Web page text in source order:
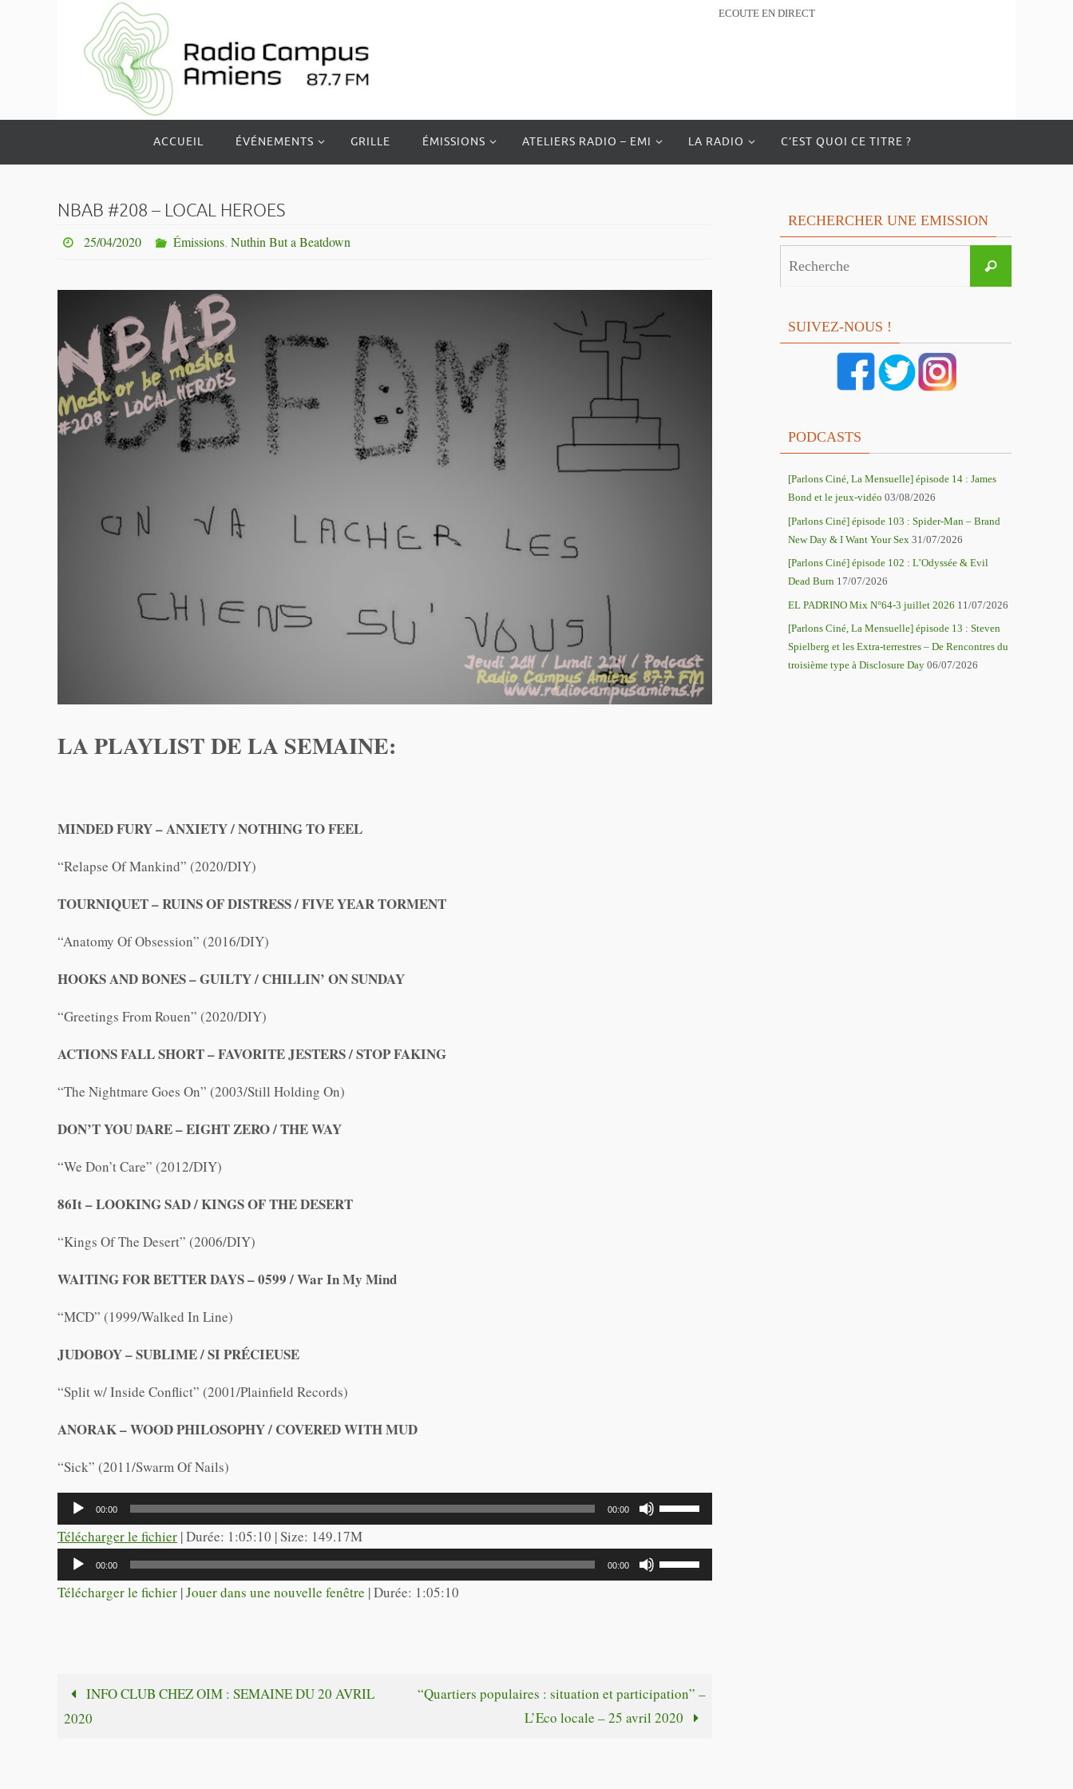
ECOUTE EN DIRECT
le
ACCUEIL ÉVÉNEMENTS GRILLE ÉMISSIONS ATELIERS RADIO – EMI LA RADIO C’EST QUOI CE TITRE ?
NBAB #208 – LOCAL HEROES
25/04/2020 Émissions, Nuthin But a Beatdown
LA PLAYLIST DE LA SEMAINE:
MINDED FURY – ANXIETY / NOTHING TO FEEL
“Relapse Of Mankind” (2020/DIY)
TOURNIQUET – RUINS OF DISTRESS / FIVE YEAR TORMENT
“Anatomy Of Obsession” (2016/DIY)
HOOKS AND BONES – GUILTY / CHILLIN’ ON SUNDAY
“Greetings From Rouen” (2020/DIY)
ACTIONS FALL SHORT – FAVORITE JESTERS / STOP FAKING
“The Nightmare Goes On” (2003/Still Holding On)
DON’T YOU DARE – EIGHT ZERO / THE WAY
“We Don’t Care” (2012/DIY)
86It – LOOKING SAD / KINGS OF THE DESERT
“Kings Of The Desert” (2006/DIY)
WAITING FOR BETTER DAYS – 0599 / War In My Mind
“MCD” (1999/Walked In Line)
JUDOBOY – SUBLIME / SI PRÉCIEUSE
“Split w/ Inside Conflict” (2001/Plainfield Records)
ANORAK – WOOD PHILOSOPHY / COVERED WITH MUD
“Sick” (2011/Swarm Of Nails)
Lecteur
audio
00:00 00:00
Utilisez
les
flèches
le
volume.
Télécharger le fichier | Durée: 1:05:10 | Size: 149.17M
Lecteur
audio
00:00 00:00
Utilisez
les
ou
diminuer
Télécharger le fichier |Jouer dans une nouvelle fenêtre |Durée: 1:05:10
INFO CLUB CHEZ OIM : SEMAINE DU 20 AVRIL
2020
“Quartiers populaires : situation et participation” –
L’Eco locale – 25 avril 2020
RECHERCHER UNE EMISSION
Recherche
SUIVEZ-NOUS !
PODCASTS
[Parlons Ciné, La Mensuelle] épisode 14 : James
Bond et le jeux-vidéo 03/08/2026
[Parlons Ciné] épisode 103 : Spider-Man – Brand
New Day & I Want Your Sex 31/07/2026
[Parlons Ciné] épisode 102 : L’Odyssée & Evil
Dead Burn 17/07/2026
EL PADRINO Mix N°64-3 juillet 2026 11/07/2026
[Parlons Ciné, La Mensuelle] épisode 13 : Steven
Spielberg et les Extra-terrestres – De Rencontres du
troisième type à Disclosure Day 06/07/2026